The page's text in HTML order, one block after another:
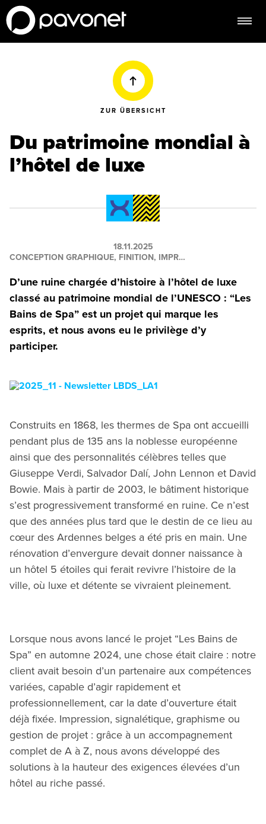
ZUR ÜBERSICHT
Du patrimoine mondial à
l’hôtel de luxe
18.11.2025
CONCEPTION GRAPHIQUE, FINITION, IMPRESSION, SIGN + DISPLAY
D’une ruine chargée d’histoire à l’hôtel de luxe
classé au patrimoine mondial de l’UNESCO : “Les
Bains de Spa” est un projet qui marque les
esprits, et nous avons eu le privilège d’y
participer.
Construits en 1868, les thermes de Spa ont accueilli
pendant plus de 135 ans la noblesse européenne
ainsi que des personnalités célèbres telles que
Giuseppe Verdi, Salvador Dalí, John Lennon et David
Bowie. Mais à partir de 2003, le bâtiment historique
s’est progressivement transformé en ruine. Ce n’est
que des années plus tard que le destin de ce lieu au
cœur des Ardennes belges a été pris en main. Une
rénovation d’envergure devait donner naissance à
un hôtel 5 étoiles qui ferait revivre l’histoire de la
ville, où luxe et détente se vivraient pleinement.
Lorsque nous avons lancé le projet “Les Bains de
Spa” en automne 2024, une chose était claire : notre
client avait besoin d’un partenaire aux compétences
variées, capable d’agir rapidement et
professionnellement, car la date d’ouverture était
déjà fixée. Impression, signalétique, graphisme ou
gestion de projet : grâce à un accompagnement
complet de A à Z, nous avons développé des
solutions à la hauteur des exigences élevées d’un
hôtel au riche passé.